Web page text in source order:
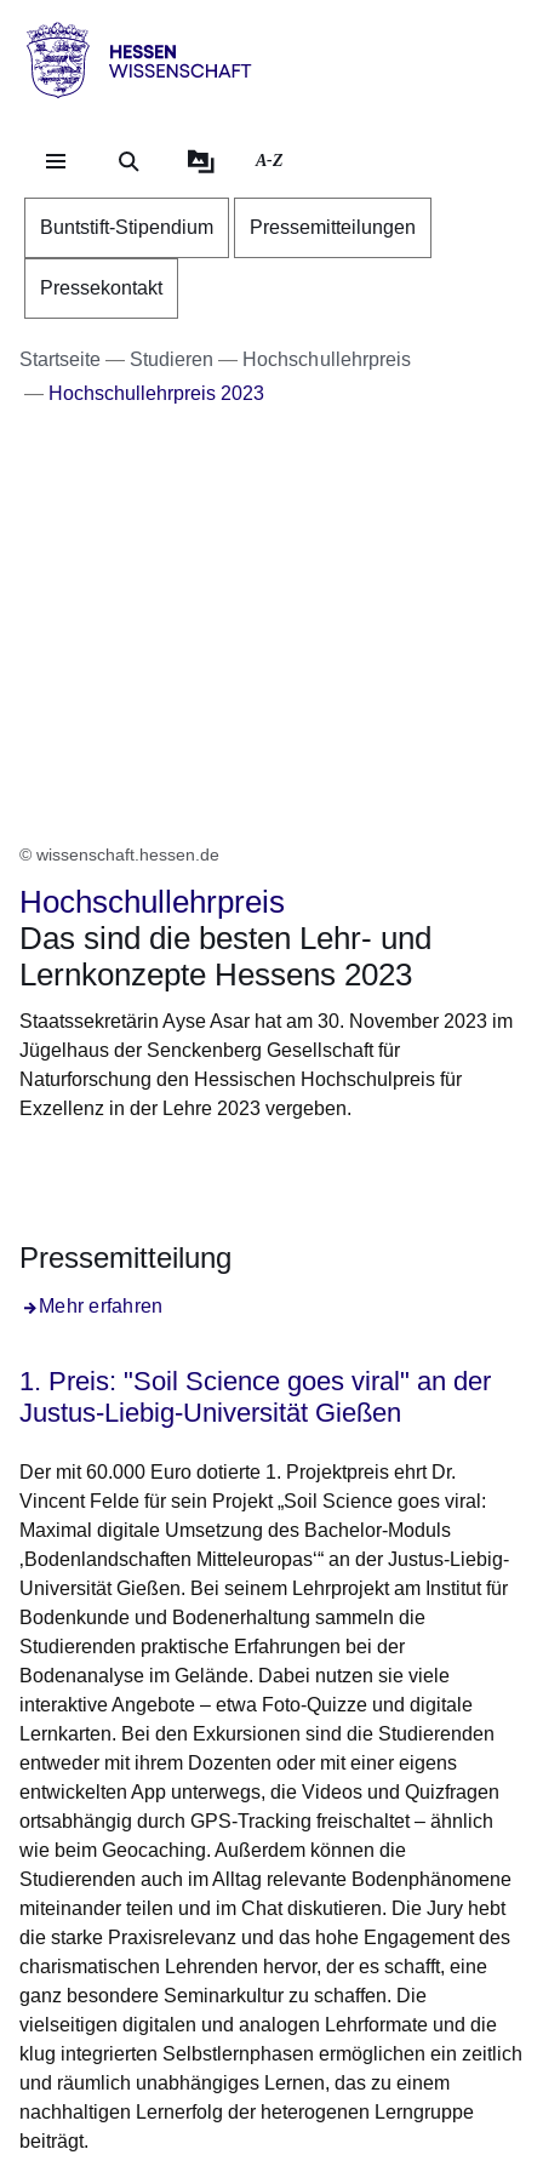
Hessen
Wissenschaft
A-Z
Buntstift-Stipendium Pressemitteilungen
Pressekontakt
Startseite Studieren
Hochschullehrpreis
Hochschullehrpreis 2023
© wissenschaft.hessen.de
Hochschullehrpreis
Das sind die besten Lehr- und
Lernkonzepte Hessens 2023
Staatssekretärin Ayse Asar hat am 30. November 2023 im
Jügelhaus der Senckenberg Gesellschaft für
Naturforschung den Hessischen Hochschulpreis für
Exzellenz in der Lehre 2023 vergeben.
Pressemitteilung
Mehr erfahren
1. Preis: "Soil Science goes viral" an der
Justus-Liebig-Universität Gießen
Der mit 60.000 Euro dotierte 1. Projektpreis ehrt Dr.
Vincent Felde für sein Projekt „Soil Science goes viral:
Maximal digitale Umsetzung des Bachelor-Moduls
‚Bodenlandschaften Mitteleuropas‘“ an der Justus-Liebig-
Universität Gießen. Bei seinem Lehrprojekt am Institut für
Bodenkunde und Bodenerhaltung sammeln die
Studierenden praktische Erfahrungen bei der
Bodenanalyse im Gelände. Dabei nutzen sie viele
interaktive Angebote – etwa Foto-Quizze und digitale
Lernkarten. Bei den Exkursionen sind die Studierenden
entweder mit ihrem Dozenten oder mit einer eigens
entwickelten App unterwegs, die Videos und Quizfragen
ortsabhängig durch GPS-Tracking freischaltet – ähnlich
wie beim Geocaching. Außerdem können die
Studierenden auch im Alltag relevante Bodenphänomene
miteinander teilen und im Chat diskutieren. Die Jury hebt
die starke Praxisrelevanz und das hohe Engagement des
charismatischen Lehrenden hervor, der es schafft, eine
ganz besondere Seminarkultur zu schaffen. Die
vielseitigen digitalen und analogen Lehrformate und die
klug integrierten Selbstlernphasen ermöglichen ein zeitlich
und räumlich unabhängiges Lernen, das zu einem
nachhaltigen Lernerfolg der heterogenen Lerngruppe
beiträgt.